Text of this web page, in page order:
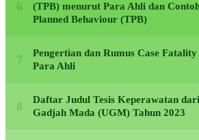
(TPB) menurut Para Ahli dan
Planned Behaviour (TPB)
Pengertian dan Rumus Case
Para Ahli
Daftar Judul Tesis Keperawatan
Gadjah Mada (UGM) Tahun 2023